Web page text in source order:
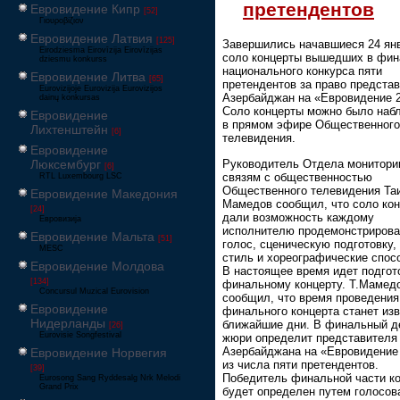
Евровидение Кипр [52]
Γιουροβίζιον
Евровидение Латвия [125]
Eirodziesma Eirovīzija Eirovīzijas
dziesmu konkurss
Евровидение Литва [65]
Eurovizijoje Eurovizija Eurovizijos
dainų konkursas
Евровидение
Лихтенштейн [6]
Евровидение
Люксембург [6]
RTL Luxembourg LSC
Евровидение Македония
[24]
Евровизија
Евровидение Мальта [51]
MESC
Евровидение Молдова
[134]
Concursul Muzical Eurovision
Евровидение
Нидерланды [26]
Eurovisie Songfestival
Евровидение Норвегия
[39]
Eurosong Sang Ryddesalg Nrk Melodi
Grand Prix
претендентов
Завершились начавшиеся 24
соло концерты вышедших в
национального конкурса пяти
претендентов за право
Азербайджан на «Евровидение
Соло концерты можно было
в прямом эфире Общественного
телевидения.
Руководитель Отдела
связям с общественностью
Общественного телевидения
Мамедов сообщил, что соло
дали возможность каждому
исполнителю
голос, сценическую подготовку,
стиль и хореографические
В настоящее время идет
финальному концерту.
сообщил, что время проведения
финального концерта станет
ближайшие дни. В финальный
жюри определит представителя
Азербайджана на «Евровидение
из числа пяти претендентов.
Победитель финальной части
будет определен путем